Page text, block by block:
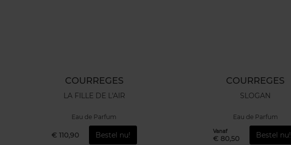
COURREGES
LA FILLE DE L'AIR
Eau de Parfum
€ 110,90 Bestel nu!
COURREGES
SLOGAN
Eau de Parfum
Vanaf
€ 80,50 Bestel nu!